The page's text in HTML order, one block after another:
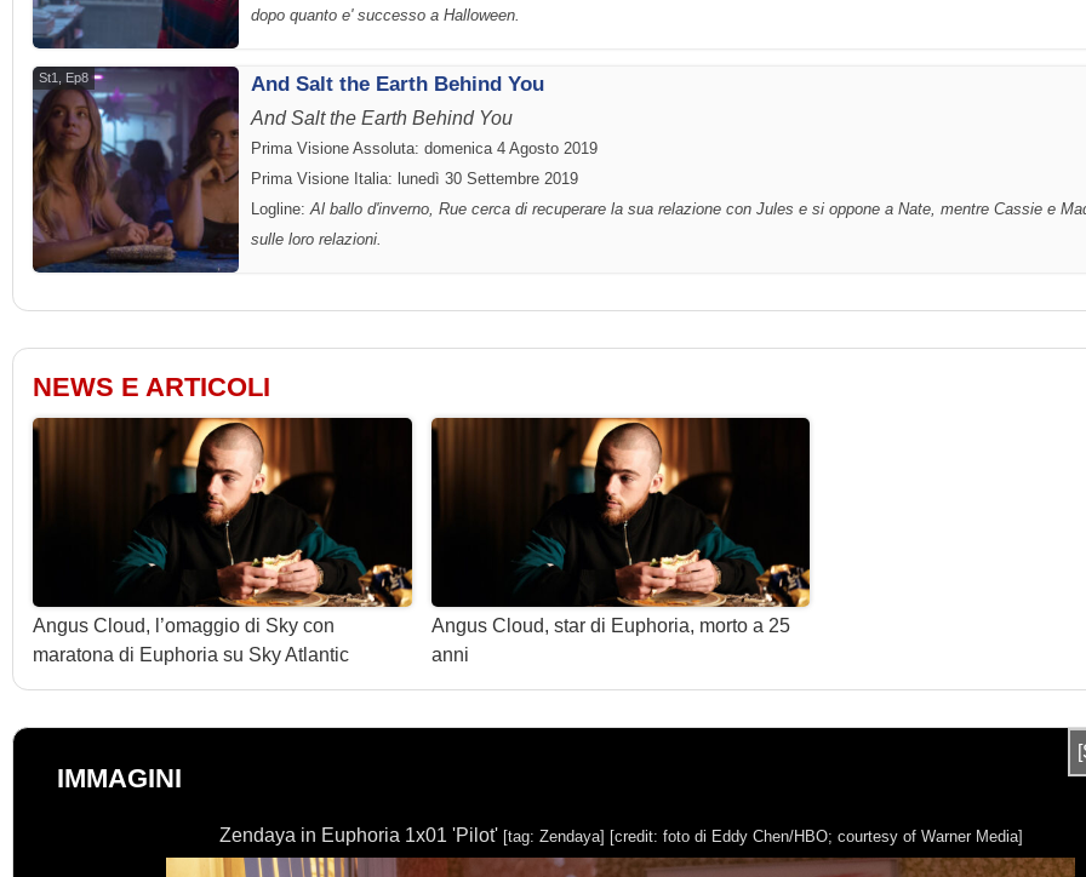
dopo quanto e' successo a Halloween.
St1, Ep8 And Salt the Earth Behind You
And Salt the Earth Behind You
Prima Visione Assoluta: domenica 4 Agosto 2019
Prima Visione Italia: lunedì 30 Settembre 2019
Logline: Al ballo d'inverno, Rue cerca di recuperare la sua relazione con Jules e si oppone a Nate, mentre Cassie e
sulle loro relazioni.
NEWS E ARTICOLI
Angus Cloud, l’omaggio di Sky con
maratona di Euphoria su Sky Atlantic
Angus Cloud, star di Euphoria, morto a 25
anni
IMMAGINI
Zendaya in Euphoria 1x01 'Pilot' [tag: Zendaya] [credit: foto di Eddy Chen/HBO; courtesy of Warner Media]